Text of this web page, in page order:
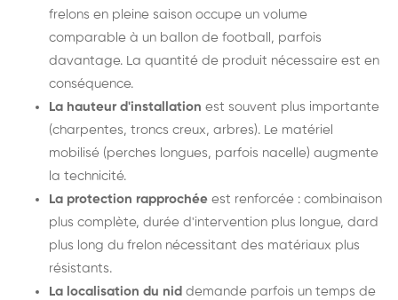
frelons en pleine saison occupe un volume
comparable à un ballon de football, parfois
davantage. La quantité de produit nécessaire est en
conséquence.
La hauteur d'installation est souvent plus importante
(charpentes, troncs creux, arbres). Le matériel
mobilisé (perches longues, parfois nacelle) augmente
la technicité.
La protection rapprochée est renforcée : combinaison
plus complète, durée d'intervention plus longue, dard
plus long du frelon nécessitant des matériaux plus
résistants.
La localisation du nid demande parfois un temps de